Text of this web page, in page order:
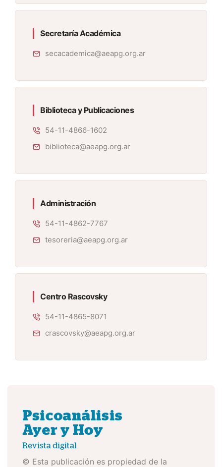
Secretaría Académica
secacademica@aeapg.org.ar
Biblioteca y Publicaciones
54-11-4866-1602
biblioteca@aeapg.org.ar
Administración
54-11-4862-7767
tesoreria@aeapg.org.ar
Centro Rascovsky
54-11-4865-8071
crascovsky@aeapg.org.ar
© Esta publicación es propiedad de la